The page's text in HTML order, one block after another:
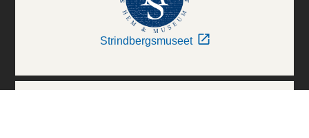
Strindbergsmuseet